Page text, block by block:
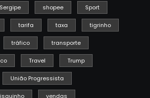
Sergipe shopee Sport
tarifa taxa tigrinho
tráfico transporte
Travel Trump
União Progressista
vendas